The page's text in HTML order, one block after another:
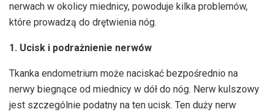
nerwach w okolicy miednicy, powoduje kilka problemów,
które prowadzą do drętwienia nóg.
1. Ucisk i podrażnienie nerwów
Tkanka endometrium może naciskać bezpośrednio na
nerwy biegnące od miednicy w dół do nóg. Nerw kulszowy
jest szczególnie podatny na ten ucisk. Ten duży nerw